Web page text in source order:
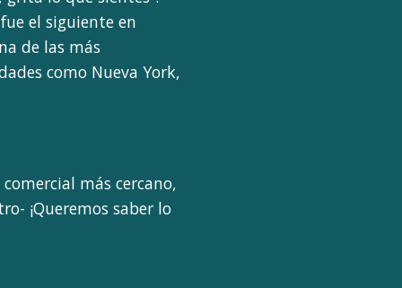
el siguiente en
de las más
como Nueva York,
más cercano,
¡Queremos saber lo